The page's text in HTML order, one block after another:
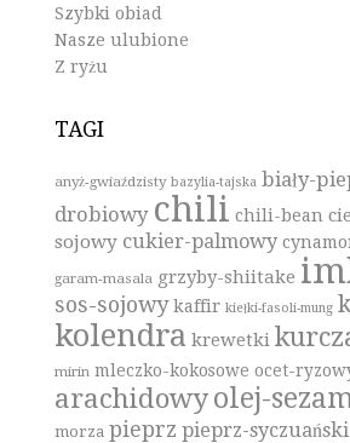
Szybki obiad
Nasze ulubione
Z ryżu
TAGI
anyż-gwiaździsty bazylia-tajska biały-
drobiowy chili chili-bean
sojowy cukier-palmowy
garam-masala grzyby-shiitake
sos-sojowy kaffir kiełki-fasoli-mung
kolendra krewetki
mirin mleczko-kokosowe ocet-
arachidowy olej-
morza pieprz pieprz-syczuański